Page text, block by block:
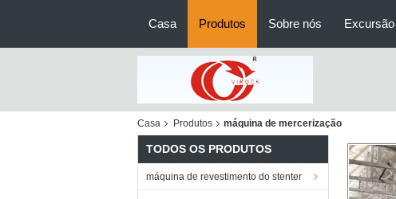
Casa Produtos Sobre nós
Casa Produtos máquina de mercerização
TODOS OS PRODUTOS
máquina de revestimento do stenter